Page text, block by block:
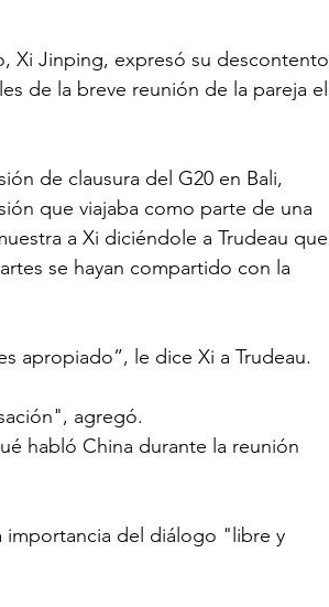
Xi Jinping, expresó su descontento
de la breve reunión de la pareja el
de clausura del G20 en Bali,
que viajaba como parte de una
a Xi diciéndole a Trudeau que
se hayan compartido con la
apropiado”, le dice Xi a Trudeau.
agregó.
habló China durante la reunión
importancia del diálogo "libre y